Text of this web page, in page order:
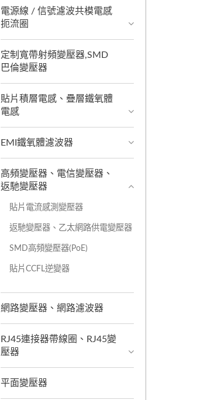
電源線 / 信號濾波共模電感
扼流圈
定制寬帶射頻變壓器,SMD
巴倫變壓器
貼片積層電感、疊層鐵氧體
電感
EMI鐵氧體濾波器
高頻變壓器、電信變壓器、
返馳變壓器
貼片電流感測變壓器
返馳變壓器、乙太網路供電變壓器
SMD高頻變壓器(PoE)
貼片CCFL逆變器
網路變壓器、網路濾波器
RJ45連接器帶線圈、RJ45變
壓器
平面變壓器